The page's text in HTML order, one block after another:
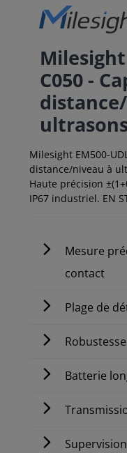
Milesight
C050 -
Milesight EM500-
distance/niveau à
Haute précision
IP67 industriel. EN
Mesure
contact
Plage de
Batterie